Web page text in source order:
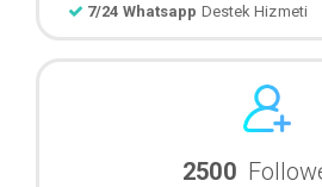
7/24 Whatsapp Destek
2500